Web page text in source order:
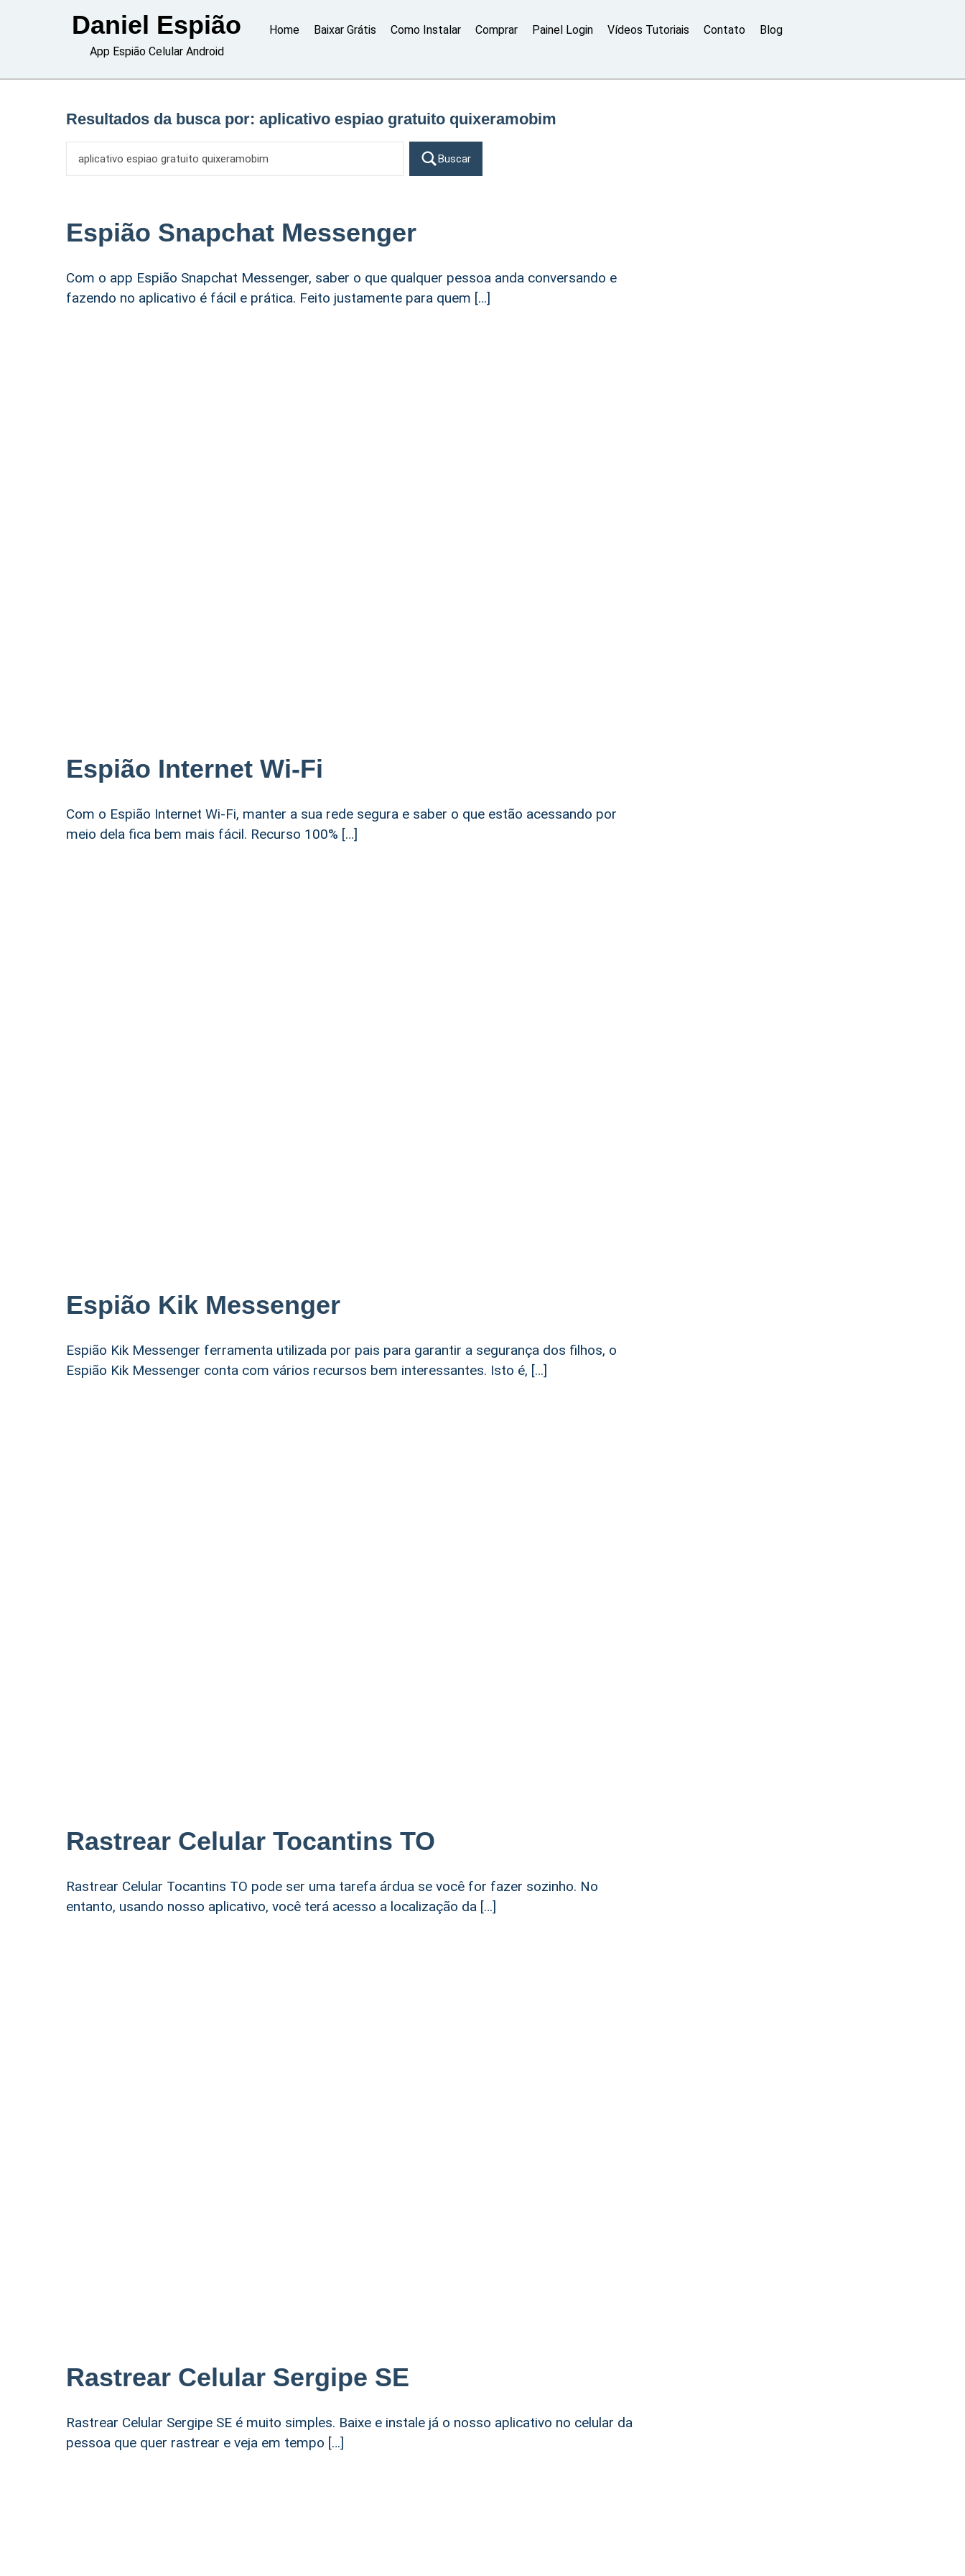
Daniel Espião
App Espião Celular Android
Home Baixar Grátis Como Instalar Comprar Painel Login Vídeos Tutoriais Contato Blog
Resultados da busca por: aplicativo espiao gratuito quixeramobim
Buscar
Espião Snapchat Messenger
Com o app Espião Snapchat Messenger, saber o que qualquer pessoa anda conversando e
fazendo no aplicativo é fácil e prática. Feito justamente para quem […]
Espião Internet Wi-Fi
Com o Espião Internet Wi-Fi, manter a sua rede segura e saber o que estão acessando por
meio dela fica bem mais fácil. Recurso 100% […]
Espião Kik Messenger
Espião Kik Messenger ferramenta utilizada por pais para garantir a segurança dos filhos, o
Espião Kik Messenger conta com vários recursos bem interessantes. Isto é, […]
Rastrear Celular Tocantins TO
Rastrear Celular Tocantins TO pode ser uma tarefa árdua se você for fazer sozinho. No
entanto, usando nosso aplicativo, você terá acesso a localização da […]
Rastrear Celular Sergipe SE
Rastrear Celular Sergipe SE é muito simples. Baixe e instale já o nosso aplicativo no celular da
pessoa que quer rastrear e veja em tempo […]